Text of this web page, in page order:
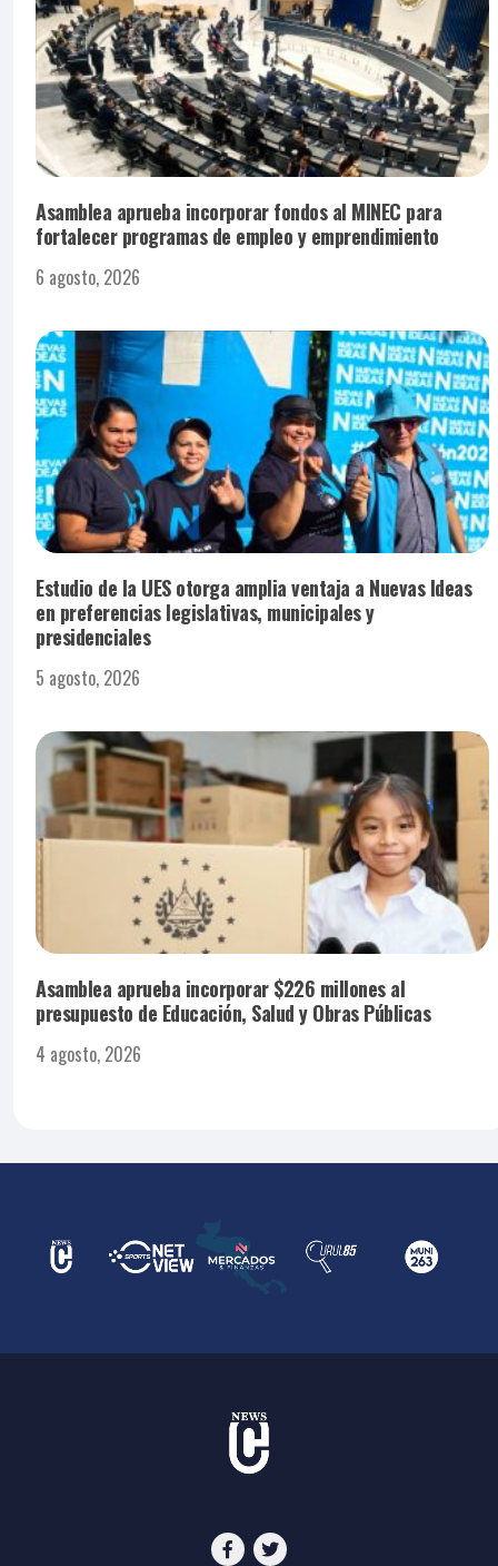
Asamblea aprueba incorporar fondos al MINEC para
fortalecer programas de empleo y emprendimiento
6 agosto, 2026
Estudio de la UES otorga amplia ventaja a Nuevas Ideas
en preferencias legislativas, municipales y
presidenciales
5 agosto, 2026
Asamblea aprueba incorporar $226 millones al
presupuesto de Educación, Salud y Obras Públicas
4 agosto, 2026